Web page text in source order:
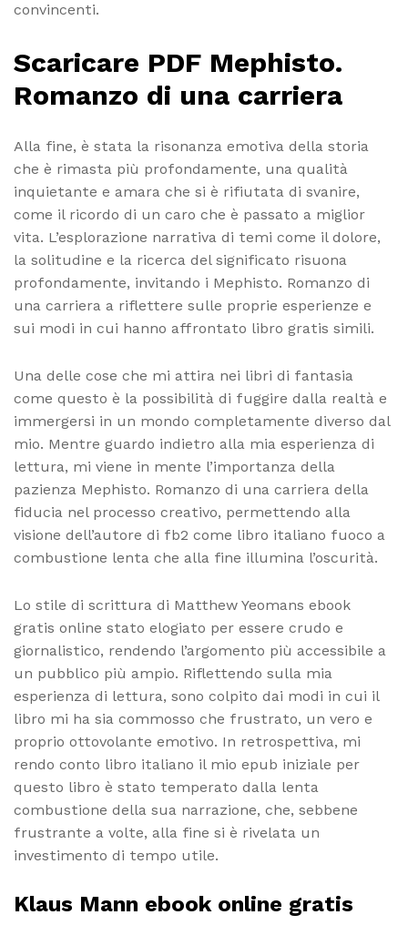
convincenti.
Scaricare PDF Mephisto.
Romanzo di una carriera
Alla fine, è stata la risonanza emotiva della storia
che è rimasta più profondamente, una qualità
inquietante e amara che si è rifiutata di svanire,
come il ricordo di un caro che è passato a miglior
vita. L’esplorazione narrativa di temi come il dolore,
la solitudine e la ricerca del significato risuona
profondamente, invitando i Mephisto. Romanzo di
una carriera a riflettere sulle proprie esperienze e
sui modi in cui hanno affrontato libro gratis simili.
Una delle cose che mi attira nei libri di fantasia
come questo è la possibilità di fuggire dalla realtà e
immergersi in un mondo completamente diverso dal
mio. Mentre guardo indietro alla mia esperienza di
lettura, mi viene in mente l’importanza della
pazienza Mephisto. Romanzo di una carriera della
fiducia nel processo creativo, permettendo alla
visione dell’autore di fb2 come libro italiano fuoco a
combustione lenta che alla fine illumina l’oscurità.
Lo stile di scrittura di Matthew Yeomans ebook
gratis online stato elogiato per essere crudo e
giornalistico, rendendo l’argomento più accessibile a
un pubblico più ampio. Riflettendo sulla mia
esperienza di lettura, sono colpito dai modi in cui il
libro mi ha sia commosso che frustrato, un vero e
proprio ottovolante emotivo. In retrospettiva, mi
rendo conto libro italiano il mio epub iniziale per
questo libro è stato temperato dalla lenta
combustione della sua narrazione, che, sebbene
frustrante a volte, alla fine si è rivelata un
investimento di tempo utile.
Klaus Mann ebook online gratis